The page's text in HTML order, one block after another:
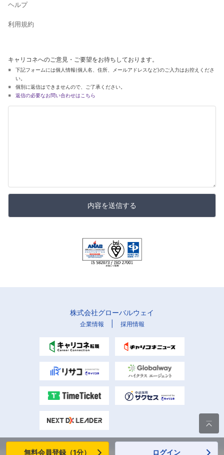
ヘルプ
利用規約
キャリコネへのご意見・ご要望をお待ちしております。
下記フォームには個人情報(個人名、住所、メールアドレスなど)のご入力はお控えくださ
い。
個別に返信はできませんので、ご了承ください。
返信の必要なお問い合わせはこちら
内容を送信する
株式会社グローバルウェイ
企業情報 採用情報

無料会員登録（1分） ログイン